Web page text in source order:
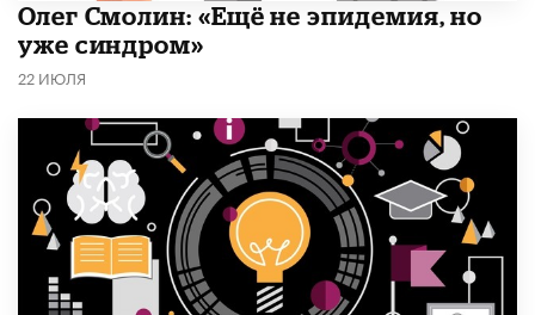
​Олег Смолин: «Ещё не эпидемия, но
уже синдром»
22 ИЮЛЯ